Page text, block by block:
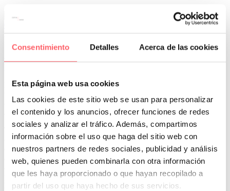
Consentimiento Detalles Acerca de las cookies
Esta página web usa cookies
Las cookies de este sitio web se usan para personalizar
el contenido y los anuncios, ofrecer funciones de redes
sociales y analizar el tráfico. Además, compartimos
información sobre el uso que haga del sitio web con
nuestros partners de redes sociales, publicidad y análisis
web, quienes pueden combinarla con otra información
que les haya proporcionado o que hayan recopilado a
partir del uso que haya hecho de sus servicios.
Por San Mar Trucos y consejos
19 Jun:Tejidos oscurantes y decorativos para
pérgola de exterior
Llega el verano y es momento de renovar nuestro jardín. Si tienes
convertirlo en un lugar ideal. Poder comer, cenar o reunirte con los
amigos y la familia a cualquier hora del día.
Te contamos que sería perfecto confeccionar unas cortinas a medida
con un tejido adecuado para exterior. La deslizaremos para cerrar el
espacio cuando lo necesitemos. El textil puede ser liso con una
amplia gama de colores disponibles. También podemos elegir rayas
anchas y más estrechas en distintas tonalidades. Este material está
preparado para recibir los rayos de sol directos. Además tiene teflón
haciéndolo impermeable. Esto es importante por si llueve los meses